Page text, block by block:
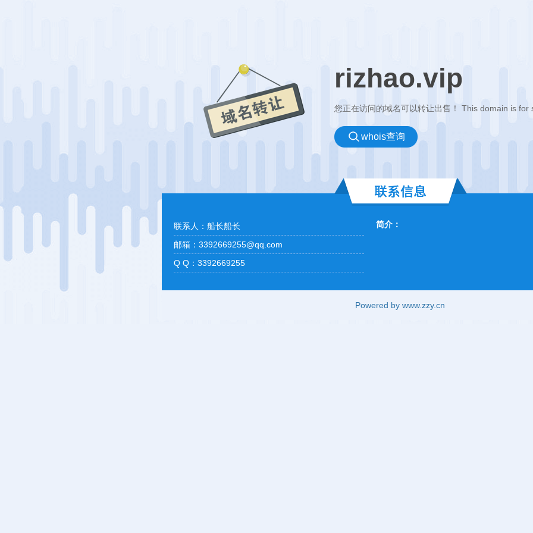
rizhao.vip
您正在访问的域名可以转让出售！ This domain is for
whois查询
简介：
联系人：船长船长
邮箱：3392669255@qq.com
Q Q：3392669255
Powered by www.zzy.cn